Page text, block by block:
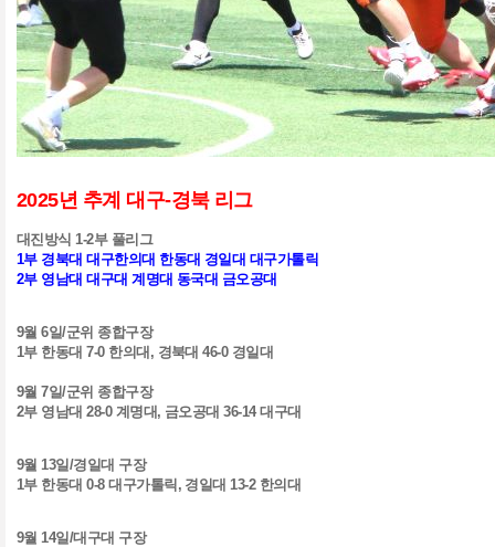
2025년 추계 대구-경북 리그
대진방식1-2부 풀리그
1부 경북대 대구한의대 한동대 경일대 대구가톨릭
2부 영남대 대구대 계명대 동국대 금오공대
9월6일/군위 종합구장
1부 한동대7-0 한의대 , 경북대46-0 경일대
9월7일/군위 종합구장
2부 영남대28-0 계명대 , 금오공대36-14대구대
9월13일/경일대 구장
1부 한동대0-8대구가톨릭 , 경일대13-2 한의대
9월14일/대구대 구장